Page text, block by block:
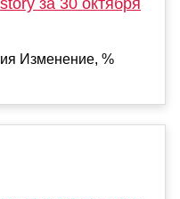
за 30 октября
Изменение, %